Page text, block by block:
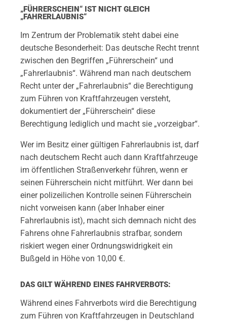
„FÜHRERSCHEIN“ IST NICHT GLEICH
„FAHRERLAUBNIS“
Im Zentrum der Problematik steht dabei eine
deutsche Besonderheit: Das deutsche Recht trennt
zwischen den Begriffen „Führerschein“ und
„Fahrerlaubnis“. Während man nach deutschem
Recht unter der „Fahrerlaubnis“ die Berechtigung
zum Führen von Kraftfahrzeugen versteht,
dokumentiert der „Führerschein“ diese
Berechtigung lediglich und macht sie „vorzeigbar“.
Wer im Besitz einer gültigen Fahrerlaubnis ist, darf
nach deutschem Recht auch dann Kraftfahrzeuge
im öffentlichen Straßenverkehr führen, wenn er
seinen Führerschein nicht mitführt. Wer dann bei
einer polizeilichen Kontrolle seinen Führerschein
nicht vorweisen kann (aber Inhaber einer
Fahrerlaubnis ist), macht sich demnach nicht des
Fahrens ohne Fahrerlaubnis strafbar, sondern
riskiert wegen einer Ordnungswidrigkeit ein
Bußgeld in Höhe von 10,00 €.
DAS GILT WÄHREND EINES FAHRVERBOTS:
Während eines Fahrverbots wird die Berechtigung
zum Führen von Kraftfahrzeugen in Deutschland